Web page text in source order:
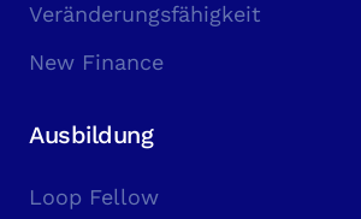
Veränderungsfähigkeit
New Finance
Ausbildung
Loop Fellow